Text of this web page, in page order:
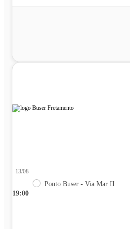
19:00
13/08
Ponto Buser - Via Mar II